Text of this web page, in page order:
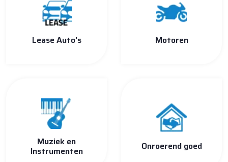
Lease Auto's Motoren
Muziek en
Instrumenten Onroerend goed